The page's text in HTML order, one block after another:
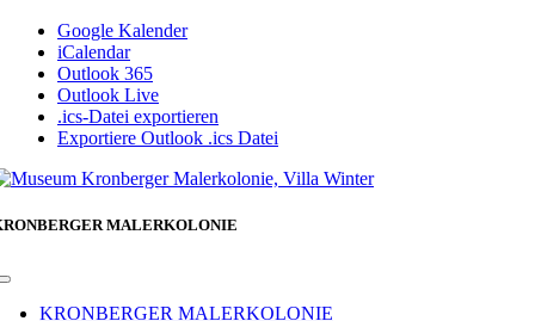
Google Kalender
iCalendar
Outlook 365
Outlook Live
.ics-Datei exportieren
Exportiere Outlook .ics Datei
MALERKOLONIE
Toggle
NavigationKRONBERGER MALERKOLONIE